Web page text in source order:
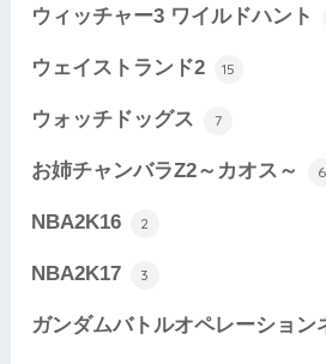
ウィッチャー3 ワイルドハント
ウェイストランド2 15
ウォッチドッグス 7
お姉チャンバラZ2～カオス～ 6
NBA2K16 2
NBA2K17 3
ガンダムバトルオペレーション